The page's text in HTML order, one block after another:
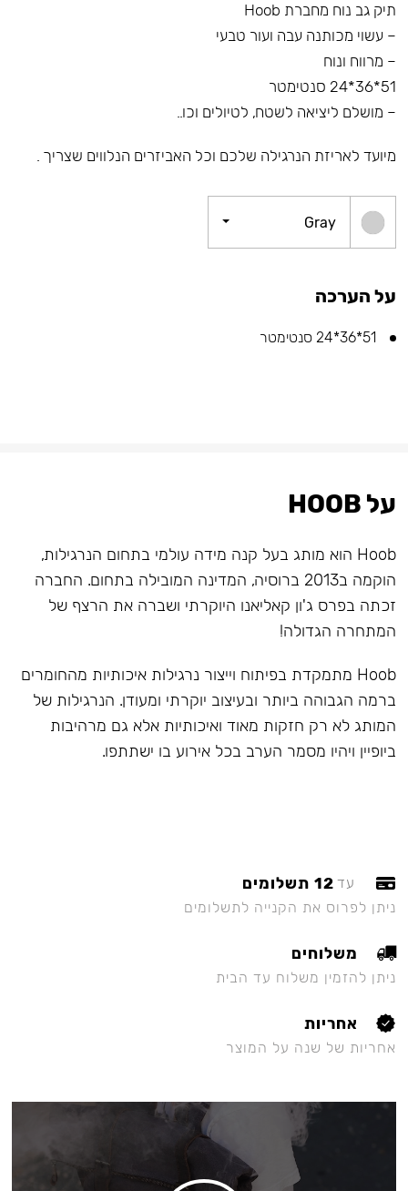
תיק גב נוח מחברת Hoob
– עשוי מכותנה עבה ועור טבעי
– מרווח ונוח
51*36*24 סנטימטר
– מושלם ליציאה לשטח, לטיולים וכו..
מיועד לאריזת הנרגילה שלכם וכל האביזרים הנלווים שצריך .
Gray
על הערכה
51*36*24 סנטימטר
על HOOB
Hoob הוא מותג בעל קנה מידה עולמי בתחום הנרגילות,
הוקמה ב2013 ברוסיה, המדינה המובילה בתחום. החברה
זכתה בפרס ג'ון קאליאנו היוקרתי ושברה את הרצף של
המתחרה הגדולה!
Hoob מתמקדת בפיתוח וייצור נרגילות איכותיות מהחומרים
ברמה הגבוהה ביותר ובעיצוב יוקרתי ומעודן. הנרגילות של
המותג לא רק חזקות מאוד ואיכותיות אלא גם מרהיבות
ביופיין ויהיו מסמר הערב בכל אירוע בו ישתתפו.
עד 12 תשלומים
ניתן לפרוס את הקנייה לתשלומים
משלוחים
ניתן להזמין משלוח עד הבית
אחריות
אחריות של שנה על המוצר